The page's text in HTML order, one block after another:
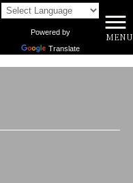
Powered by
Translate
MENU